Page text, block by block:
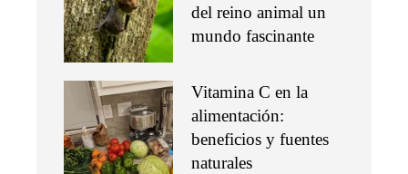
del reino animal un
mundo fascinante
Vitamina C en la
alimentación:
beneficios y fuentes
naturales